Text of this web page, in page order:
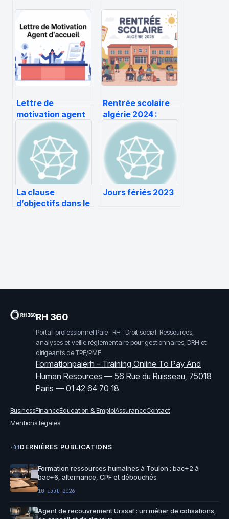
Lettre de
motivation agent
d’accueil :
exemples, conseils
et structure
efficace
Rentrée scolaire
algérie 2024 :
dates, nouveautés
et conseils
pratiques
La clause
d’objectifs dans le
Jours fériés 2023
RH 360
Portail professionnel Paie · RH · Droit social. Ressources,
analyses et veille réglementaire pour gestionnaires, DRH et
dirigeants de TPE/PME.
Formationpaierh - Training Online To Pay And
Human Resources —56 Rue du Ruisseau, 75018
Paris —01 42 64 70 18
BusinessFinanceÉducation & EmploiAssuranceContact
Mentions légales
·01DERNIÈRES PUBLICATIONS
Formation ressources humaines à Toulon : bac+2 à
bac+6, alternance, CPF et débouchés
10 août 2026
Agent de recouvrement Urssaf : un métier de cotisations,